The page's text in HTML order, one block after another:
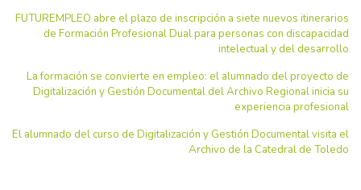
FUTUREMPLEO abre el plazo de inscripción a siete nuevos itinerarios
de Formación Profesional Dual para personas con discapacidad
intelectual y del desarrollo
La formación se convierte en empleo: el alumnado del proyecto de
Digitalización y Gestión Documental del Archivo Regional inicia su
experiencia profesional
El alumnado del curso de Digitalización y Gestión Documental visita el
Archivo de la Catedral de Toledo